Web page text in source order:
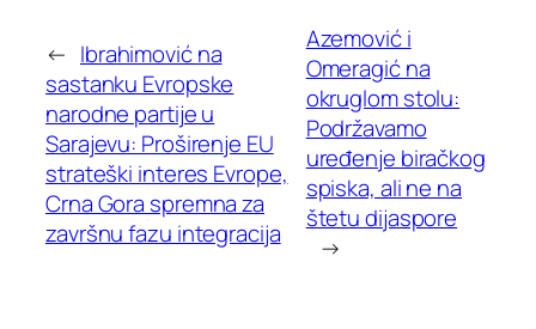
← Ibrahimović na
sastanku Evropske
narodne partije u
Sarajevu: Proširenje EU
strateški interes Evrope,
Crna Gora spremna za
završnu fazu integracija
Azemović i
Omeragić na
okruglom stolu:
Podržavamo
uređenje biračkog
spiska, ali ne na
štetu dijaspore
→